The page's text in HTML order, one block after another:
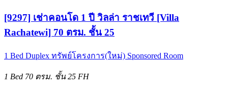
[9297] เช่าคอนโด 1 ปี วิลล่า ราชเทวี [Villa
Rachatewi] 70 ตรม. ชั้น 25
1 Bed Duplex ทรัพย์โครงการ(ใหม่) Sponsored Room
1 Bed 70 ตรม. ชั้น 25 FH